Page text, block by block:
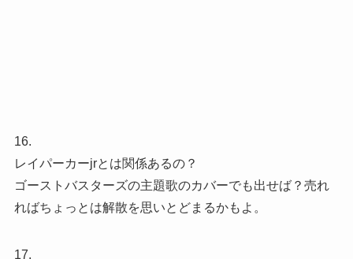
16.
レイパーカーjrとは関係あるの？
ゴーストバスターズの主題歌のカバーでも出せば？売れ
ればちょっとは解散を思いとどまるかもよ。
17.